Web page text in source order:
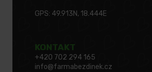
GPS: 49.913N, 18.444E
KONTAKT
+420 702 294 165
info@farmabezdinek.cz